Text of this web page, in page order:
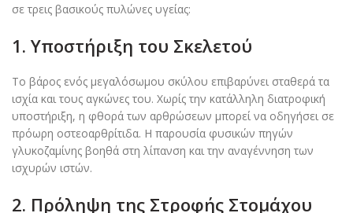
σε τρεις βασικούς πυλώνες υγείας:
1. Υποστήριξη του Σκελετού
Το βάρος ενός μεγαλόσωμου σκύλου επιβαρύνει σταθερά τα
ισχία και τους αγκώνες του. Χωρίς την κατάλληλη διατροφική
υποστήριξη, η φθορά των αρθρώσεων μπορεί να οδηγήσει σε
πρόωρη οστεοαρθρίτιδα. Η παρουσία φυσικών πηγών
γλυκοζαμίνης βοηθά στη λίπανση και την αναγέννηση των
ισχυρών ιστών.
2. Πρόληψη της Στροφής Στομάχου